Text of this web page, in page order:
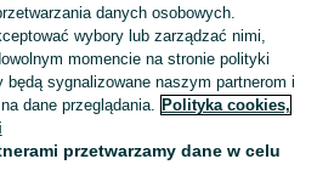
Skorzystaj z największego serwisu ogłoszeniowego - Łuniew i okolice! Kupuj to, czego pragniesz i sprzedawaj to, czego już nie potrzebujesz! Zobacz
danych osobowych.
wybory lub zarządzać nimi,
momencie na stronie polityki
będą sygnalizowane naszym partnerom i
dane przeglądania. Polityka cookies,
przetwarzamy dane w celu